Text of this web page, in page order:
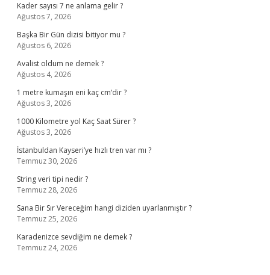
Kader sayısı 7 ne anlama gelir ?
Ağustos 7, 2026
Başka Bir Gün dizisi bitiyor mu ?
Ağustos 6, 2026
Avalist oldum ne demek ?
Ağustos 4, 2026
1 metre kumaşın eni kaç cm’dir ?
Ağustos 3, 2026
1000 Kilometre yol Kaç Saat Sürer ?
Ağustos 3, 2026
İstanbuldan Kayseri’ye hızlı tren var mı ?
Temmuz 30, 2026
String veri tipi nedir ?
Temmuz 28, 2026
Sana Bir Sır Vereceğim hangi diziden uyarlanmıştır ?
Temmuz 25, 2026
Karadenizce sevdiğim ne demek ?
Temmuz 24, 2026